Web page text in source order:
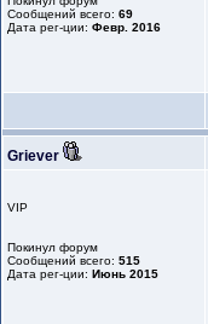
Сообщений всего: 69
Дата рег-ции: Февр. 2016
Griever
VIP
Покинул форум
Сообщений всего: 515
Дата рег-ции: Июнь 2015